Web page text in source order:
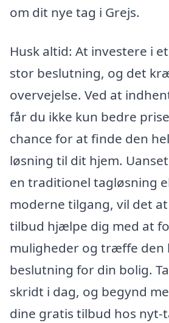
om dit nye tag i Grejs.
Husk altid: At investere i
stor beslutning, og det
overvejelse. Ved at
får du ikke kun bedre
chance for at finde den
løsning til dit hjem.
en traditionel tagløsning
moderne tilgang, vil det
tilbud hjælpe dig med at
muligheder og træffe den
beslutning for din bolig.
skridt i dag, og begynd
dine gratis tilbud hos nyt-